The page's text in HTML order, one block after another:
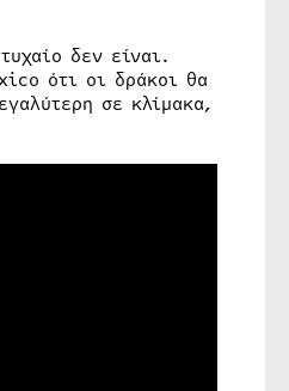
δεν είναι.
ότι οι δράκοι θα
σε κλίμακα,